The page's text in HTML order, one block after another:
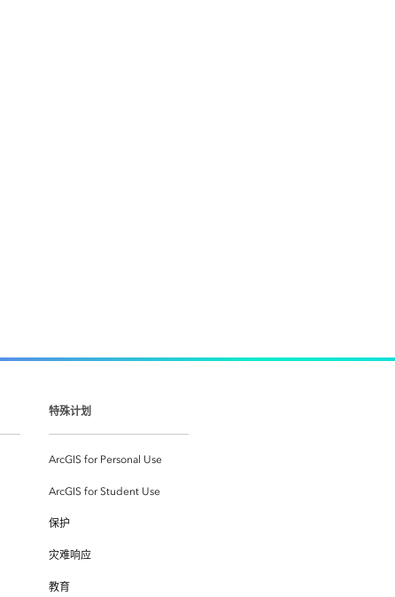
特殊计划
ArcGIS for Personal Use
ArcGIS for Student Use
保护
灾难响应
教育